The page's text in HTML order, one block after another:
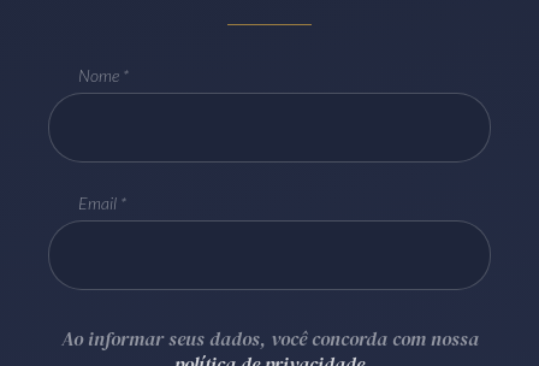
Nome
Email
Ao informar seus dados, você concorda com nossa